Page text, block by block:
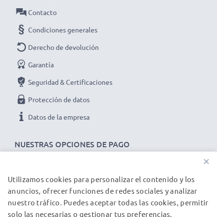
NUESTRAS OPCIONES DE PAGO
Contacto
Condiciones generales
Derecho de devolución
Garantía
Seguridad & Certificaciones
Protección de datos
Datos de la empresa
NUESTROS PARTNERS DE ENVÍO
×
Utilizamos cookies para personalizar el contenido y los
anuncios, ofrecer funciones de redes sociales y analizar
nuestro tráfico. Puedes aceptar todas las cookies, permitir
solo las necesarias o gestionar tus preferencias.